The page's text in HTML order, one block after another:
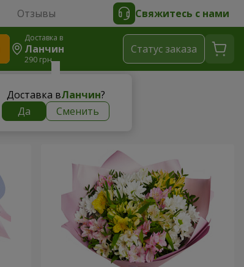
Отзывы Свяжитесь с нами
Доставка в
Ланчин
290 грн
Доставка вЛанчин?
Да
Сменить
Cтатус заказа